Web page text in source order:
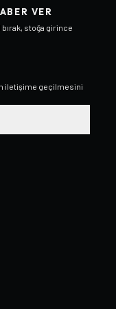
VER
stoğa girince
iletişime geçilmesini